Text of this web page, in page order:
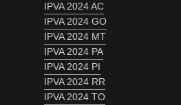
IPVA 2024 AC
IPVA 2024 GO
IPVA 2024 MT
IPVA 2024 PA
IPVA 2024 PI
IPVA 2024 RR
IPVA 2024 TO